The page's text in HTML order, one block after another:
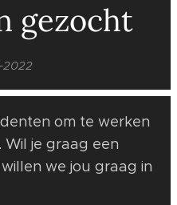
gezocht
2022
om te werken
je graag een
we jou graag in